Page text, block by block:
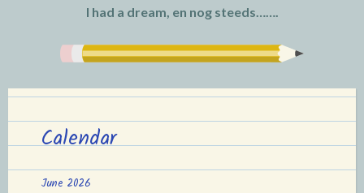
I had a dream, en nog steeds…….
Calendar
June 2026